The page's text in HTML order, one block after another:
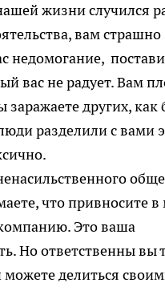
жизни случился
вам
недомогание,
вас не радует. Вам
заражаете других, как
разделили с вами
что привносите
Это ваша
Но ответственны вы
можете делиться